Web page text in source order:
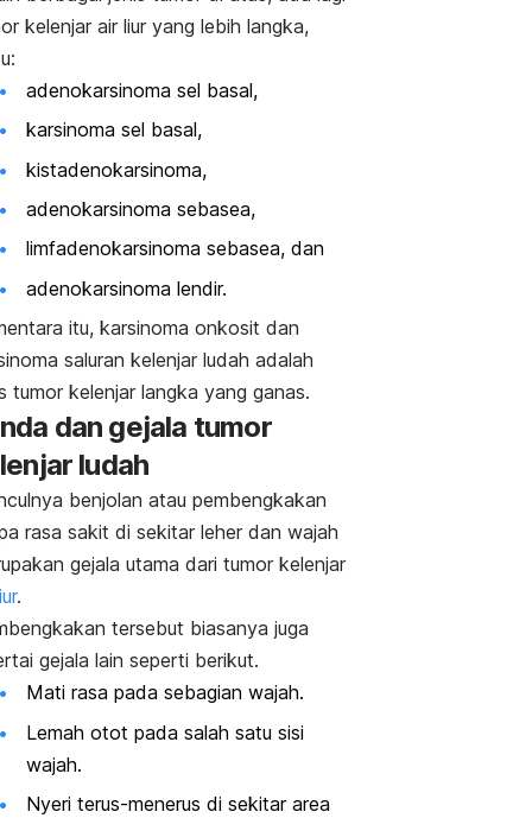
kelenjar air liur yang lebih langka,
adenokarsinoma sel basal,
karsinoma sel basal,
kistadenokarsinoma,
adenokarsinoma sebasea,
limfadenokarsinoma sebasea, dan
adenokarsinoma lendir.
itu, karsinoma onkosit dan
saluran kelenjar ludah adalah
tumor kelenjar langka yang ganas.
dan gejala tumor
ludah
benjolan atau pembengkakan
rasa sakit di sekitar leher dan wajah
gejala utama dari tumor kelenjar
.
tersebut biasanya juga
gejala lain seperti berikut.
Mati rasa pada sebagian wajah.
Lemah otot pada salah satu sisi
wajah.
Nyeri terus-menerus di sekitar area